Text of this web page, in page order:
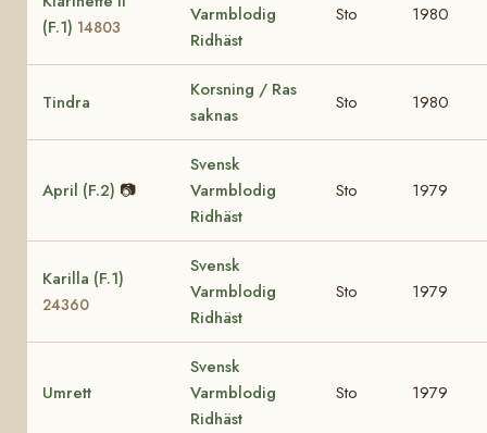
(F.1) 14803
Varmblodig
Ridhäst
Sto 1980
Tindra
Korsning / Ras
saknas
Sto 1980
April (F.2) 📷
Svensk
Varmblodig
Ridhäst
Sto 1979
Karilla (F.1)
24360
Svensk
Varmblodig
Ridhäst
Sto 1979
Umrett
Svensk
Varmblodig
Ridhäst
Sto 1979